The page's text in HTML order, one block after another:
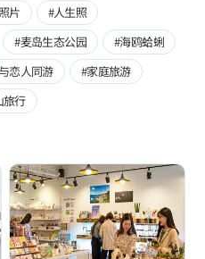
片
#人生照
#麦岛生态公园
#海鸥蛤蜊
恋人同游
#家庭旅游
旅行